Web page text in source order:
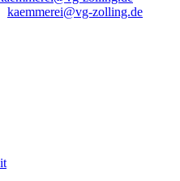
kaemmerei@vg-zolling.de